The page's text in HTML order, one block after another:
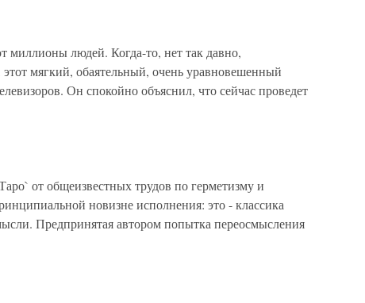
миллионы людей. Когда-то, нет так давно,
этот мягкий, обаятельный, очень уравновешенный
Он спокойно объяснил, что сейчас проведет
от общеизвестных трудов по герметизму и
новизне исполнения: это - классика
Предпринятая автором попытка переосмысления